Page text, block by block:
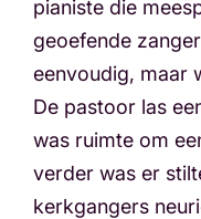
pianiste die
geoefende
eenvoudig, maar
De pastoor las
was ruimte om
verder was er
kerkgangers